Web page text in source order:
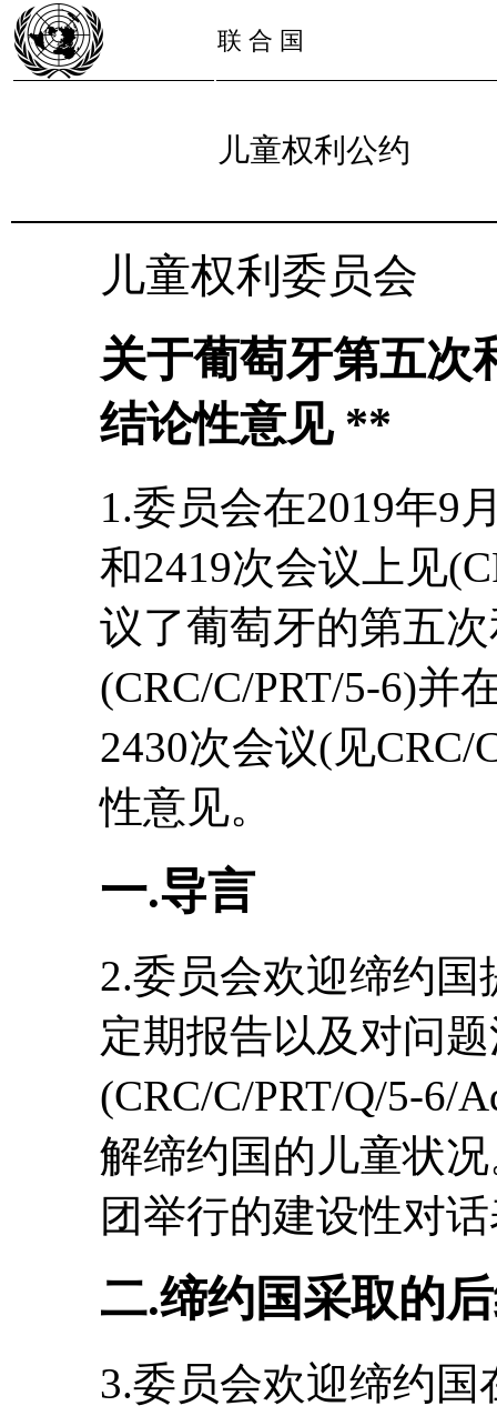
联 合 国
儿童权利公约
儿童权利委员会
关于葡萄牙第五次
结论性意见 **
1.委员会在2019年9
和2419次会议上见
议了葡萄牙的第五
(CRC/C/PRT/5-6)并
2430次会议(见CRC/
性意见。
一.导言
2.委员会欢迎缔约
定期报告以及对问
(CRC/C/PRT/Q/5-6/
解缔约国的儿童状
团举行的建设性对
二.缔约国采取的
3.委员会欢迎缔约